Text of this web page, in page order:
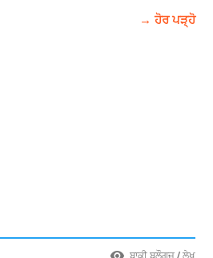
→ ਹੋਰ ਪੜ੍ਹੋ
ਬਾਕੀ ਬਲੌਗਜ਼ / ਲੇਖ